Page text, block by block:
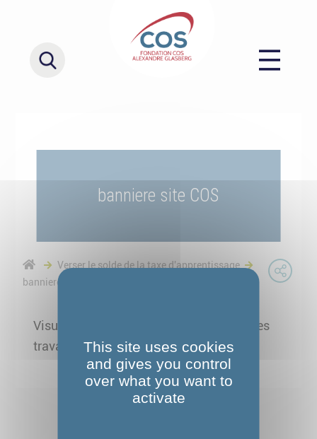
banniere site COS
Verser le solde de la taxe d'apprentissage
banniere site COS
Visuel taxe d' apprentissage - 2 personnes
travaillent sur ordinateur
This site uses cookies
and gives you control
over what you want to
activate